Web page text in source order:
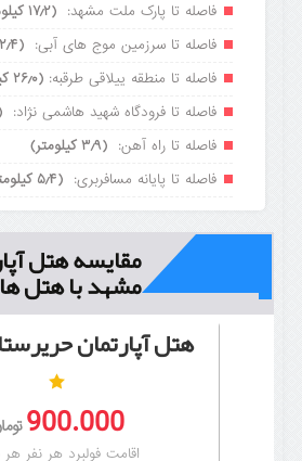
فاصله تا پارک ملت مشهد:(۱۷٫۲ کیلومتر)
فاصله تا سرزمین موج های آبی:(۲۲٫۴ کیلومتر)
فاصله تا منطقه ییلاقی طرقبه:(۲۶٫۰ کیلومتر)
فاصله تا فرودگاه شهید هاشمی نژاد:
فاصله تا راه آهن:(۳٫۹ کیلومتر)
فاصله تا پایانه مسافربری:(۵٫۴ کیلومتر)
مقایسه هتل
مشهد با هتل
هتل آپارتمان
900.000
اقامت فولبرد هر نفر